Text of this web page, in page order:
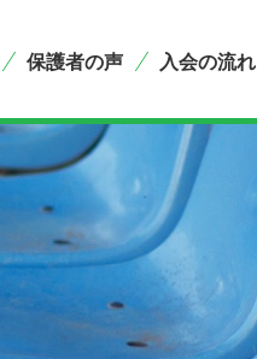
保護者の声 入会の流れ